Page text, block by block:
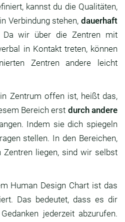
kannst du die Qualitäten,
Verbindung stehen, dauerhaft
Da wir über die Zentren mit
in Kontakt treten, können
Zentren andere leicht
Zentrum offen ist, heißt das,
Bereich erst durch andere
Indem sie dich spiegeln
stellen. In den Bereichen,
Zentren liegen, sind wir selbst
Human Design Chart ist das
Das bedeutet, dass es dir
jederzeit abzurufen.